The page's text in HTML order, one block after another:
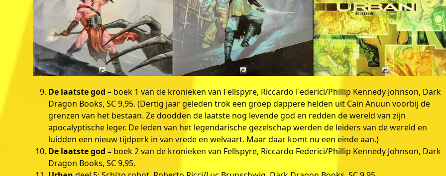
De laatste god – boek 1 van de kronieken van Fellspyre, Riccardo Federici/Phillip Kennedy Johnson, Dark
Dragon Books, SC 9,95. (Dertig jaar geleden trok een groep dappere helden uit Cain Anuun voorbij de
grenzen van het bestaan. Ze doodden de laatste nog levende god en redden de wereld van zijn
apocalyptische leger. De leden van het legendarische gezelschap werden de leiders van de wereld en
luidden een nieuw tijdperk in van vrede en welvaart. Maar daar komt nu een einde aan.)
De laatste god – boek 2 van de kronieken van Fellspyre, Riccardo Federici/Phillip Kennedy Johnson, Dark
Dragon Books, SC 9,95.